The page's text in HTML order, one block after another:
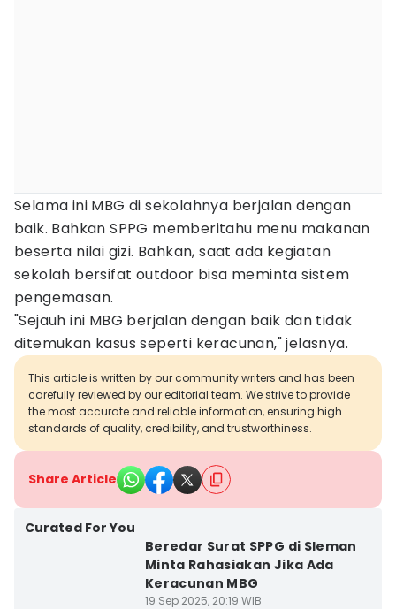
‎Selama ini MBG di sekolahnya berjalan dengan
baik. Bahkan SPPG memberitahu menu makanan
beserta nilai gizi. Bahkan, saat ada kegiatan
sekolah bersifat outdoor bisa meminta sistem
pengemasan.
‎‎"Sejauh ini MBG berjalan dengan baik dan tidak
ditemukan kasus seperti keracunan," jelasnya.
This article is written by our community writers and has been
carefully reviewed by our editorial team. We strive to provide
the most accurate and reliable information, ensuring high
standards of quality, credibility, and trustworthiness.
Share Article
Curated For You
Beredar Surat SPPG di Sleman
Minta Rahasiakan Jika Ada
Keracunan MBG
19 Sep 2025, 20:19 WIB